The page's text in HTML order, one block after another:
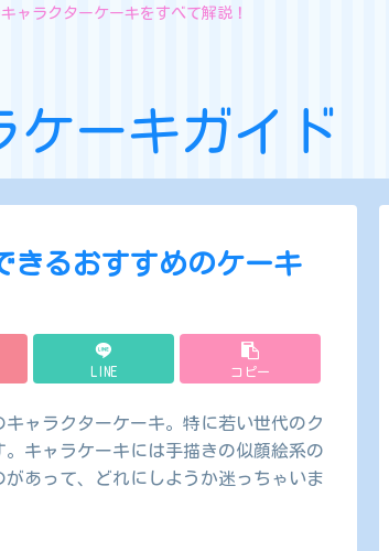
ャラクターケーキをすべて解説！
ケーキガイド
きるおすすめのケーキ
LINE コピー
ャラクターケーキ。特に若い世代のク
キャラケーキには手描きの似顔絵系の
あって、どれにしようか迷っちゃいま